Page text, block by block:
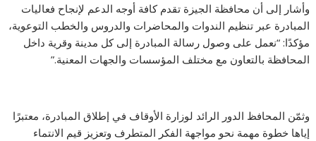
وأشار إلى أن محافظة الجيزة تقدم كافة أوجه الدعم لإنجاح فعاليات
المبادرة عبر تنظيم الندوات والمحاضرات والدروس والخطب التوعوية،
مؤكدًا: “نعمل على وصول رسالة المبادرة إلى كل مدينة وقرية داخل
المحافظة بالتعاون مع مختلف المؤسسات والجهات المعنية.”
وثمّن المحافظ الدور الرائد لوزارة الأوقاف في إطلاق المبادرة، معتبرًا
إياها خطوة مهمة نحو مواجهة الفكر المتطرف وتعزيز قيم الانتماء